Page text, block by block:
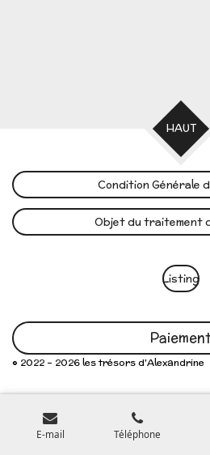
HAUT
Condition Générale
Objet du traitement
Listing
© 2022 - 2026 les trésors d'Alexandrine
E-mail Téléphone